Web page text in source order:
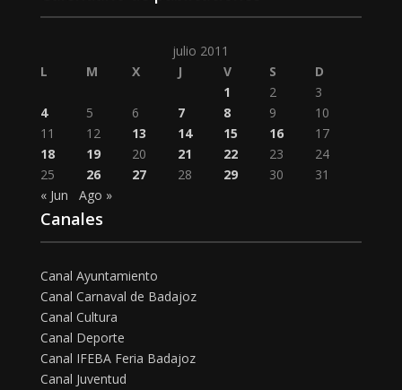
julio 2011
L
M X J V S
D
1
2
3
4
5 6 7 8 9
10
11
12 13 14 15 16
17
18
19 20 21 22 23
24
25
26 27 28 29 30
31
« Jun
Ago »
Canales
Canal Ayuntamiento
Canal Carnaval de Badajoz
Canal Cultura
Canal Deporte
Canal IFEBA Feria Badajoz
Canal Juventud